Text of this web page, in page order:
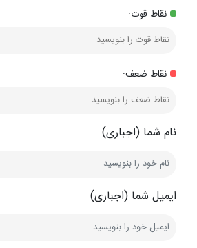
نقاط قوت:
نقاط ضعف:
نام شما (اجباری)
ایمیل شما (اجباری)